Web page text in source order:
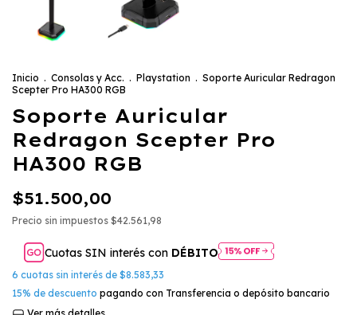
Inicio . Consolas y Acc. . Playstation . Soporte Auricular Redragon
Scepter Pro HA300 RGB
Soporte Auricular
Redragon Scepter Pro
HA300 RGB
$51.500,00
Precio sin impuestos $42.561,98
Cuotas SIN interés con DÉBITO
6 cuotas sin interés de $8.583,33
15% de descuento pagando con Transferencia o depósito bancario